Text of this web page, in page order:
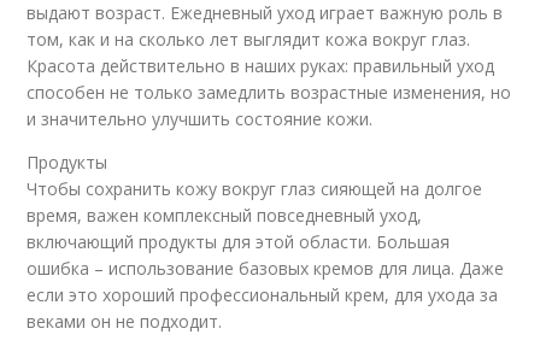
выдают возраст. Ежедневный уход играет важную роль в
том, как и на сколько лет выглядит кожа вокруг глаз.
Красота действительно в наших руках: правильный уход
способен не только замедлить возрастные изменения, но
и значительно улучшить состояние кожи.
Продукты
Чтобы сохранить кожу вокруг глаз сияющей на долгое
время, важен комплексный повседневный уход,
включающий продукты для этой области. Большая
ошибка – использование базовых кремов для лица. Даже
если это хороший профессиональный крем, для ухода за
веками он не подходит.